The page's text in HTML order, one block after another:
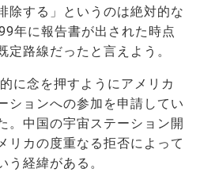
除する」というのは絶対的な
年に報告書が出された時点
定路線だったと言えよう。
に念を押すようにアメリカ
ションへの参加を申請してい
。中国の宇宙ステーション開
リカの度重なる拒否によって
う経緯がある。